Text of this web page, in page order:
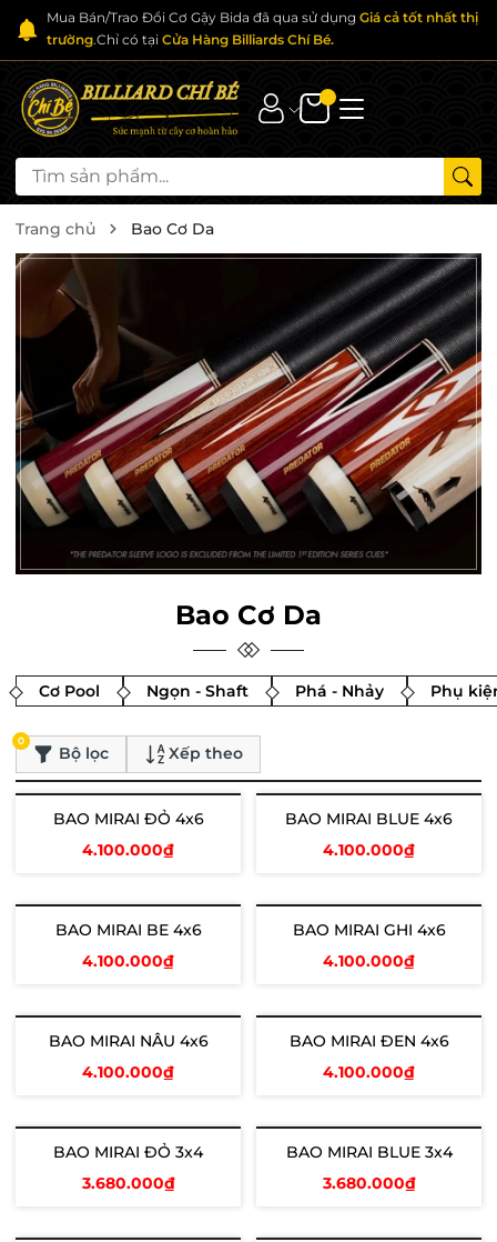
Mua Bán/Trao Đổi Cơ Gậy Bida đã qua sử dụng Giá cả tốt nhất thị
trường.Chỉ có tại Cửa Hàng Billiards Chí Bé.
Trang chủ Bao Cơ Da
Bao Cơ Da
Cơ Pool Ngọn - Shaft Phá - Nhảy Phụ
Bộ lọc
0
Xếp theo
BAO MIRAI ĐỎ 4x6
4.100.000₫
BAO MIRAI BLUE 4x6
4.100.000₫
BAO MIRAI BE 4x6
4.100.000₫
BAO MIRAI GHI 4x6
4.100.000₫
BAO MIRAI NÂU 4x6
4.100.000₫
BAO MIRAI ĐEN 4x6
4.100.000₫
BAO MIRAI ĐỎ 3x4
3.680.000₫
BAO MIRAI BLUE 3x4
3.680.000₫